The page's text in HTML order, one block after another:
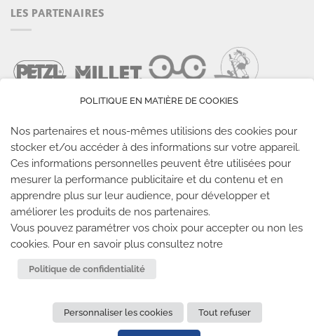
LES PARTENAIRES
LES SALLES CLIMB UP
Climb Up vous accueille dans ses salles, partout en
France
TROUVE TA SALLE
REJOIGNEZ-NOUS-CLIMB UP INVESTISSEMENTS
POLITIQUE EN MATIÈRE DE COOKIES
Nos partenaires et nous-mêmes utilisions des cookies pour
stocker et/ou accéder à des informations sur votre appareil.
Ces informations personnelles peuvent être utilisées pour
mesurer la performance publicitaire et du contenu et en
apprendre plus sur leur audience, pour développer et
améliorer les produits de nos partenaires.
Vous pouvez paramétrer vos choix pour accepter ou non les
cookies. Pour en savoir plus consultez notre
Politique de confidentialité
Personnaliser les cookies Tout refuser